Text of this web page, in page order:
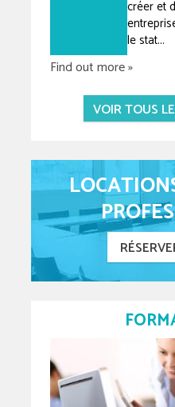
créer et
le stat...
Find out more »
VOIR TOUS